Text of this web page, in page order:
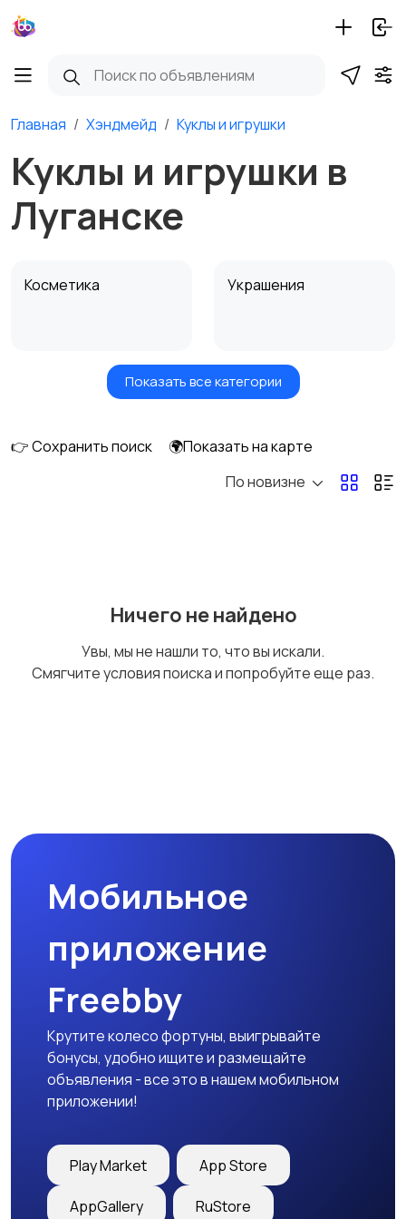
Главная Хэндмейд Куклы и игрушки
Куклы и игрушки в
Луганске
Косметика Украшения
Куклы и игрушки
Оформление
Оформление
Показать все категории
👉 Сохранить поиск
🌍Показать на карте
По новизне
Ничего не найдено
Увы, мы не нашли то, что вы искали.
Смягчите условия поиска и попробуйте еще раз.
Мобильное
приложение
Freebby
Крутите колесо фортуны, выигрывайте
бонусы, удобно ищите и размещайте
объявления - все это в нашем мобильном
приложении!
Play Market App Store
AppGallery RuStore